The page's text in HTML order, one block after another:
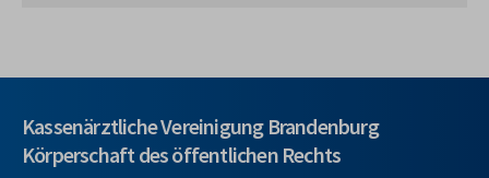
Kassenärztliche Vereinigung Brandenburg
Körperschaft des öffentlichen Rechts